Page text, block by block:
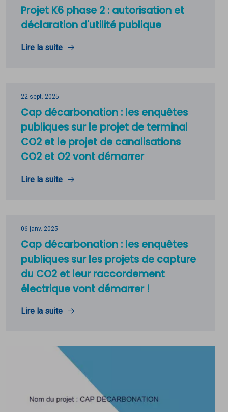
Projet K6 phase 2 : autorisation et
déclaration d'utilité publique
Lire la suite
22 sept. 2025
Cap décarbonation : les enquêtes
publiques sur le projet de terminal
CO2 et le projet de canalisations
CO2 et O2 vont démarrer
Lire la suite
06 janv. 2025
Cap décarbonation : les enquêtes
publiques sur les projets de capture
du CO2 et leur raccordement
électrique vont démarrer !
Lire la suite